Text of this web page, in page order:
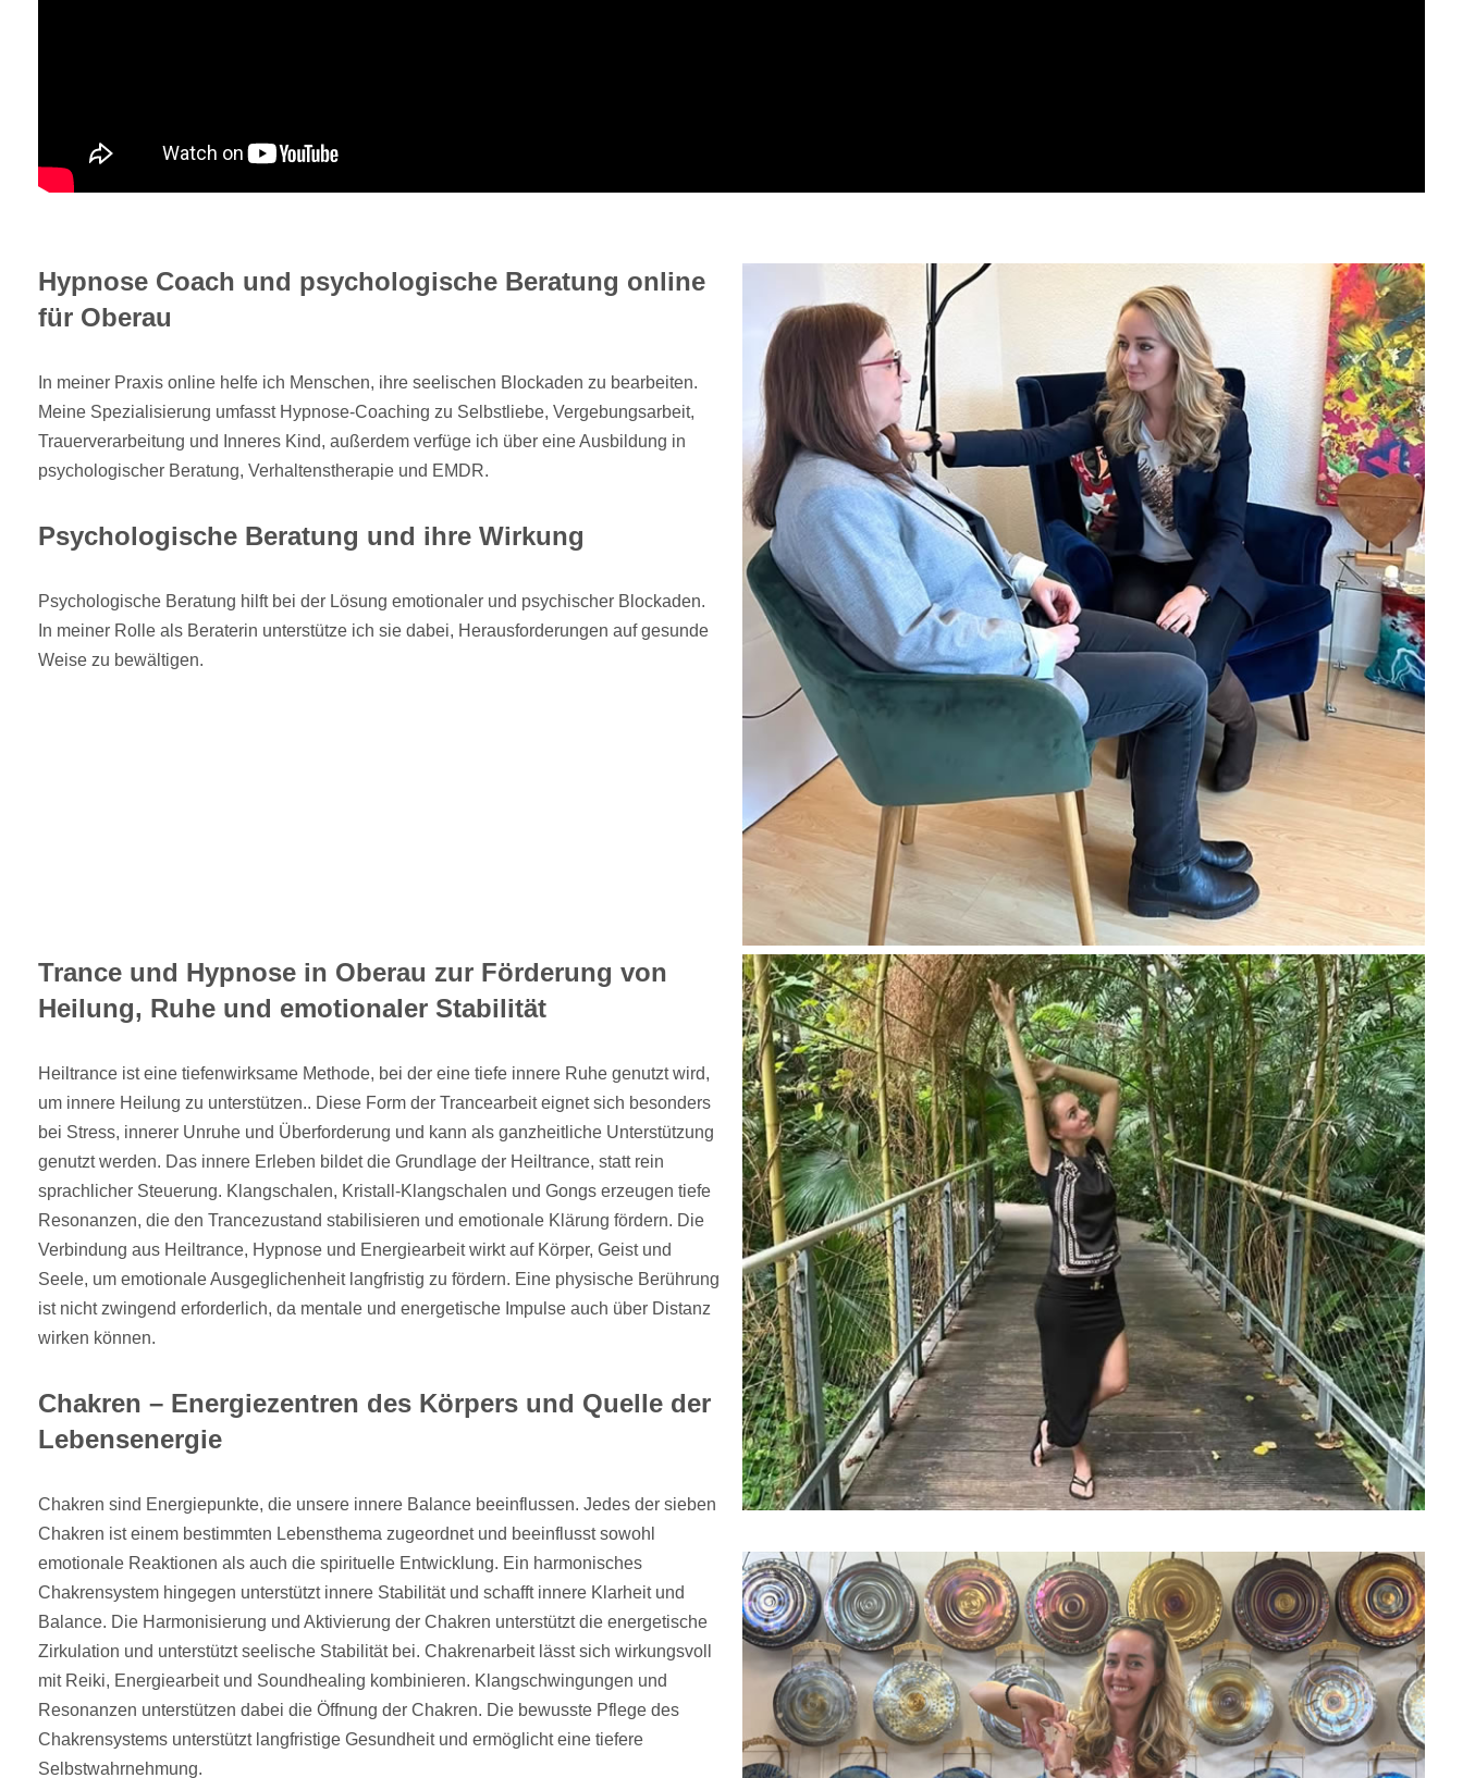
Hypnose Coach und psychologische Beratung online
für Oberau
In meiner Praxis online helfe ich Menschen, ihre seelischen Blockaden zu bearbeiten.
Meine Spezialisierung umfasst Hypnose-Coaching zu Selbstliebe, Vergebungsarbeit,
Trauerverarbeitung und Inneres Kind, außerdem verfüge ich über eine Ausbildung in
psychologischer Beratung, Verhaltenstherapie und EMDR.
Psychologische Beratung und ihre Wirkung
Psychologische Beratung hilft bei der Lösung emotionaler und psychischer Blockaden.
In meiner Rolle als Beraterin unterstütze ich sie dabei, Herausforderungen auf gesunde
Weise zu bewältigen.
Trance und Hypnose in Oberau zur Förderung von
Heilung, Ruhe und emotionaler Stabilität
Heiltrance ist eine tiefenwirksame Methode, bei der eine tiefe innere Ruhe genutzt wird,
um innere Heilung zu unterstützen.. Diese Form der Trancearbeit eignet sich besonders
bei Stress, innerer Unruhe und Überforderung und kann als ganzheitliche Unterstützung
genutzt werden. Das innere Erleben bildet die Grundlage der Heiltrance, statt rein
sprachlicher Steuerung. Klangschalen, Kristall-Klangschalen und Gongs erzeugen tiefe
Resonanzen, die den Trancezustand stabilisieren und emotionale Klärung fördern. Die
Verbindung aus Heiltrance, Hypnose und Energiearbeit wirkt auf Körper, Geist und
Seele, um emotionale Ausgeglichenheit langfristig zu fördern. Eine physische Berührung
ist nicht zwingend erforderlich, da mentale und energetische Impulse auch über Distanz
wirken können.
Chakren – Energiezentren des Körpers und Quelle der
Lebensenergie
Chakren sind Energiepunkte, die unsere innere Balance beeinflussen. Jedes der sieben
Chakren ist einem bestimmten Lebensthema zugeordnet und beeinflusst sowohl
emotionale Reaktionen als auch die spirituelle Entwicklung. Ein harmonisches
Chakrensystem hingegen unterstützt innere Stabilität und schafft innere Klarheit und
Balance. Die Harmonisierung und Aktivierung der Chakren unterstützt die energetische
Zirkulation und unterstützt seelische Stabilität bei. Chakrenarbeit lässt sich wirkungsvoll
mit Reiki, Energiearbeit und Soundhealing kombinieren. Klangschwingungen und
Resonanzen unterstützen dabei die Öffnung der Chakren. Die bewusste Pflege des
Chakrensystems unterstützt langfristige Gesundheit und ermöglicht eine tiefere
Selbstwahrnehmung.